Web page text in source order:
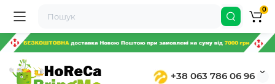
+38 063 786 06 96
0